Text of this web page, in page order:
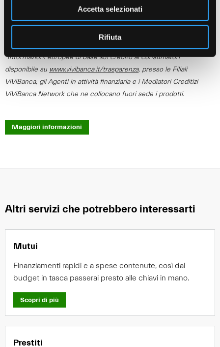
Accetta selezionati
Rifiuta
Messaggio pubblicitario con finalità promozionale. Per tutte le
“Informazioni europee di base sul credito ai consumatori”
disponibile su www.vivibanca.it/trasparenza, presso le Filiali
ViViBanca, gli Agenti in attività finanziaria e i Mediatori Creditizi
ViViBanca Network che ne collocano fuori sede i prodotti.
Maggiori informazioni
Altri servizi che potrebbero interessarti
Mutui
Finanziamenti rapidi e a spese contenute, così dal
budget in tasca passerai presto alle chiavi in mano.
Scopri di più
Prestiti